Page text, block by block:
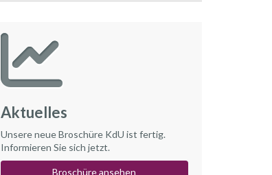
Aktuelles
Unsere neue Broschüre KdU ist fertig.
Informieren Sie sich jetzt.
Broschüre ansehen